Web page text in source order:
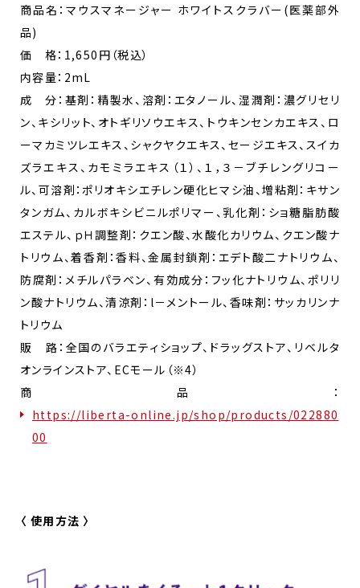
商品名：マウスマネージャー ホワイトスクラバー(医薬部外
品)
価 格：1,650円（税込）
内容量：2mL
成 分：基剤：精製水、溶剤：エタノール、湿潤剤：濃グリセリ
ン、キシリット、オトギリソウエキス、トウキンセンカエキス、ロ
ーマカミツレエキス、シャクヤクエキス、セージエキス、スイカ
ズラエキス、カモミラエキス（１）、１，３－ブチレングリコー
ル、可溶剤：ポリオキシエチレン硬化ヒマシ油、増粘剤：キサン
タンガム、カルボキシビニルポリマー、乳化剤：ショ糖脂肪酸
エステル、ｐＨ調整剤：クエン酸、水酸化カリウム、クエン酸ナ
トリウム、着香剤：香料、金属封鎖剤：エデト酸二ナトリウム、
防腐剤：メチルパラベン、有効成分：フッ化ナトリウム、ポリリ
ン酸ナトリウム、清涼剤：l－メントール、香味剤：サッカリンナ
トリウム
販 路：全国のバラエティショップ、ドラッグストア、リベルタ
オンラインストア、ECモール（※4）
商品：
https://liberta-online.jp/shop/products/022880
00
〈 使用方法 〉